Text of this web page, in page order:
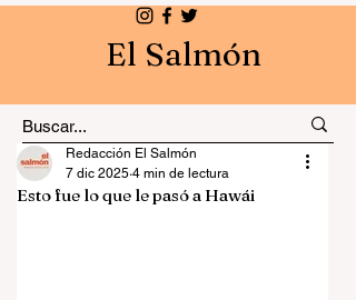
El Salmón
Esto fue lo que le pasó a Hawái
Redacción El Salmón
7 dic 2025 4 min de lectura